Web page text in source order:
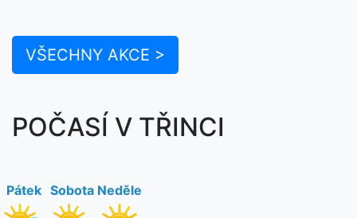
VŠECHNY AKCE >
POČASÍ V TŘINCI
Pátek Sobota Neděle